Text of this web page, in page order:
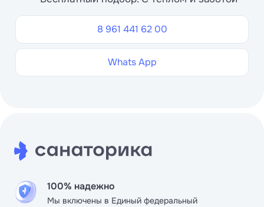
8 961 441 62 00
Whats App
100% надежно
Мы включены в Единый федеральный